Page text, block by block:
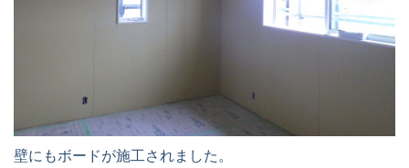
壁にもボードが施工されました。